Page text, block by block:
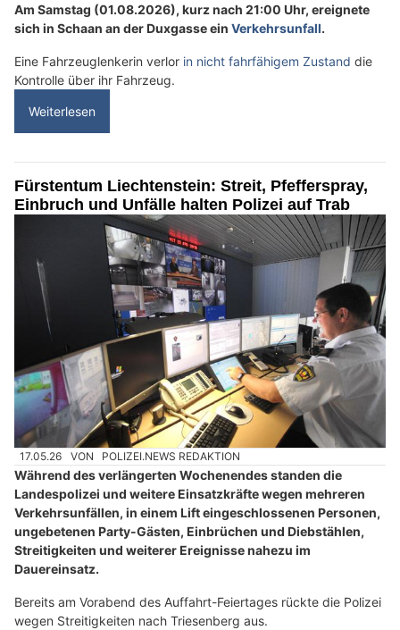
Am Samstag (01.08.2026), kurz nach 21:00 Uhr, ereignete
sich in Schaan an der Duxgasse ein Verkehrsunfall.
Eine Fahrzeuglenkerin verlor in nicht fahrfähigem Zustand die
Kontrolle über ihr Fahrzeug.
Weiterlesen
Fürstentum Liechtenstein: Streit, Pfefferspray,
Einbruch und Unfälle halten Polizei auf Trab
17.05.26 VON POLIZEI.NEWS REDAKTION
Während des verlängerten Wochenendes standen die
Landespolizei und weitere Einsatzkräfte wegen mehreren
Verkehrsunfällen, in einem Lift eingeschlossenen Personen,
ungebetenen Party-Gästen, Einbrüchen und Diebstählen,
Streitigkeiten und weiterer Ereignisse nahezu im
Dauereinsatz.
Bereits am Vorabend des Auffahrt-Feiertages rückte die Polizei
wegen Streitigkeiten nach Triesenberg aus.